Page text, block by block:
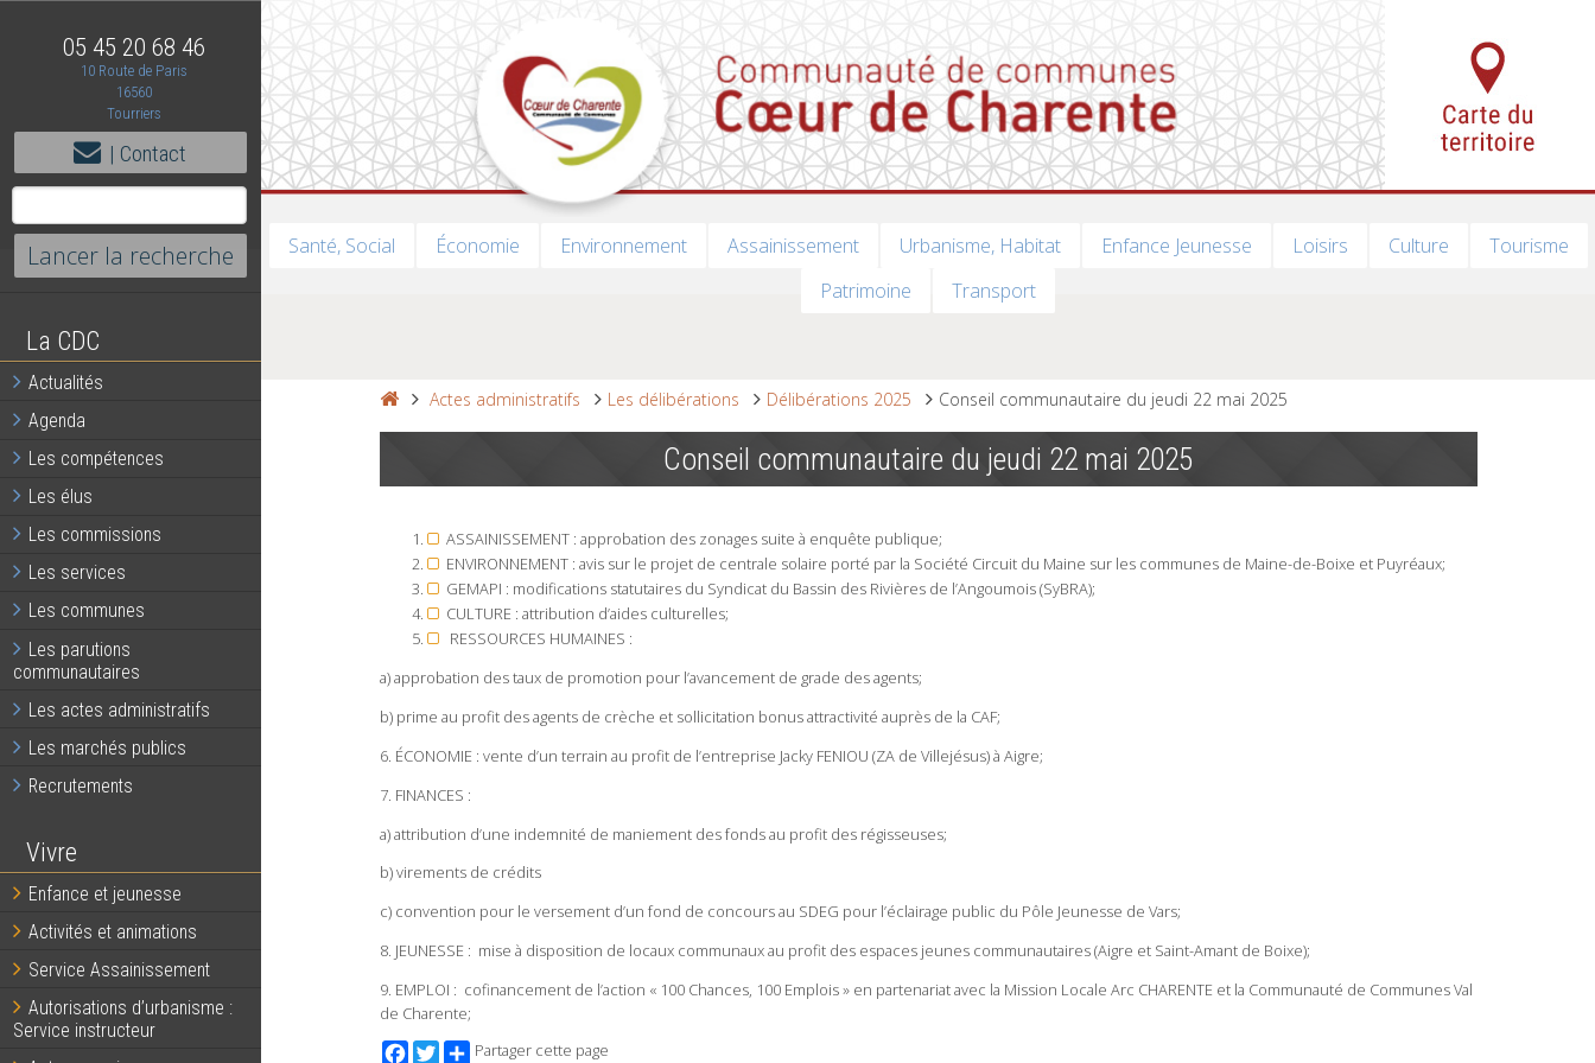
05 45 20 68 46
10 Route de Paris
16560
Tourriers
| Contact
La CDC
Actualités
Agenda
Les compétences
Les élus
Les commissions
Les services
Les communes
Les parutions
communautaires
Les actes administratifs
Les marchés publics
Recrutements
Vivre
Enfance et jeunesse
Activités et animations
Service Assainissement
Autorisations d’urbanisme :
Service instructeur
Santé, Social Économie Environnement Assainissement Urbanisme, Habitat Enfance Jeunesse Loisirs Culture
Tourisme
Patrimoine
Transport
Actes administratifs Les délibérations Délibérations 2025 Conseil communautaire du jeudi 22 mai 2025
Conseil communautaire du jeudi 22 mai 2025
ASSAINISSEMENT : approbation des zonages suite à enquête publique;
ENVIRONNEMENT : avis sur le projet de centrale solaire porté par la Société Circuit du Maine sur les communes de Maine-de-Boixe et Puyréaux;
GEMAPI : modifications statutaires du Syndicat du Bassin des Rivières de l’Angoumois (SyBRA);
CULTURE : attribution d’aides culturelles;
RESSOURCES HUMAINES :
a) approbation des taux de promotion pour l’avancement de grade des agents;
b) prime au profit des agents de crèche et sollicitation bonus attractivité auprès de la CAF;
6. ÉCONOMIE : vente d’un terrain au profit de l’entreprise Jacky FENIOU (ZA de Villejésus) à Aigre;
7. FINANCES :
a) attribution d’une indemnité de maniement des fonds au profit des régisseuses;
b) virements de crédits
c) convention pour le versement d’un fond de concours au SDEG pour l’éclairage public du Pôle Jeunesse de Vars;
8. JEUNESSE : mise à disposition de locaux communaux au profit des espaces jeunes communautaires (Aigre et Saint-Amant de Boixe);
9. EMPLOI : cofinancement de l’action « 100 Chances, 100 Emplois » en partenariat avec la Mission Locale Arc CHARENTE et la Communauté de Communes Val
de Charente;
Facebook
TwitterPartager cette page